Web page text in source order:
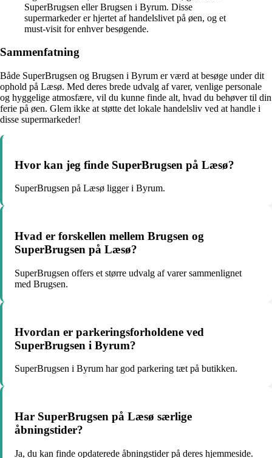
SuperBrugsen eller Brugsen i Byrum. Disse
supermarkeder er hjertet af handelslivet på øen, og et
must-visit for enhver besøgende.
Sammenfatning
Både SuperBrugsen og Brugsen i Byrum er værd at besøge under dit
ophold på Læsø. Med deres brede udvalg af varer, venlige personale
og hyggelige atmosfære, vil du kunne finde alt, hvad du behøver til din
ferie på øen. Glem ikke at støtte det lokale handelsliv ved at handle i
disse supermarkeder!
Hvor kan jeg finde SuperBrugsen på Læsø?
SuperBrugsen på Læsø ligger i Byrum.
Hvad er forskellen mellem Brugsen og
SuperBrugsen på Læsø?
SuperBrugsen offers et større udvalg af varer sammenlignet
med Brugsen.
Hvordan er parkeringsforholdene ved
SuperBrugsen i Byrum?
SuperBrugsen i Byrum har god parkering tæt på butikken.
Har SuperBrugsen på Læsø særlige
åbningstider?
Ja, du kan finde opdaterede åbningstider på deres hjemmeside.